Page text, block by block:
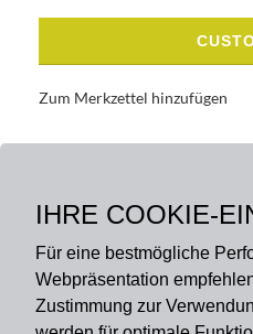
IHRE COOKIE-
Für eine bestmögliche
Webpräsentation
Zustimmung zur
Zum Merkzettel hinzufügen
BESCHREIBUNG